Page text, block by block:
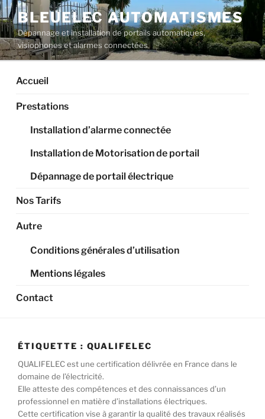
Aller
au
contenu
principal
BLEUELEC AUTOMATISMES
Dépannage et installation de portails automatiques,
visiophones et alarmes connectées
Accueil
Prestations
Installation d’alarme connectée
Installation de Motorisation de portail
Dépannage de portail électrique
Nos Tarifs
Autre
Conditions générales d’utilisation
Mentions légales
Contact
ÉTIQUETTE : QUALIFELEC
QUALIFELEC est une certification délivrée en France dans le
domaine de l’électricité.
Elle atteste des compétences et des connaissances d’un
professionnel en matière d’installations électriques.
Cette certification vise à garantir la qualité des travaux réalisés